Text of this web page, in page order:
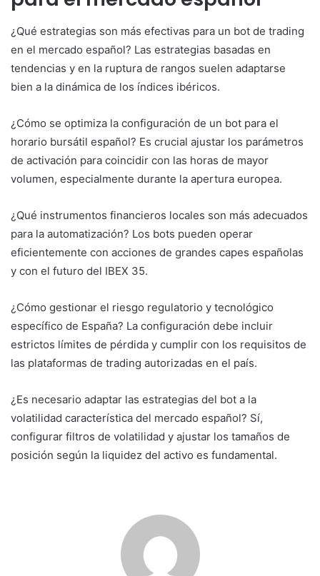
¿Qué estrategias son más efectivas para un bot de trading
en el mercado español? Las estrategias basadas en
tendencias y en la ruptura de rangos suelen adaptarse
bien a la dinámica de los índices ibéricos.
¿Cómo se optimiza la configuración de un bot para el
horario bursátil español? Es crucial ajustar los parámetros
de activación para coincidir con las horas de mayor
volumen, especialmente durante la apertura europea.
¿Qué instrumentos financieros locales son más adecuados
para la automatización? Los bots pueden operar
eficientemente con acciones de grandes capes españolas
y con el futuro del IBEX 35.
¿Cómo gestionar el riesgo regulatorio y tecnológico
específico de España? La configuración debe incluir
estrictos límites de pérdida y cumplir con los requisitos de
las plataformas de trading autorizadas en el país.
¿Es necesario adaptar las estrategias del bot a la
volatilidad característica del mercado español? Sí,
configurar filtros de volatilidad y ajustar los tamaños de
posición según la liquidez del activo es fundamental.